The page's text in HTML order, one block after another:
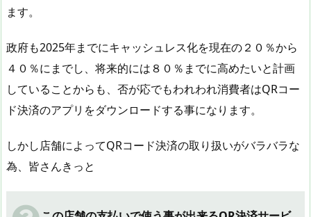
ます。
政府も2025年までにキャッシュレス化を現在の２０％から
４０％にまでし、将来的には８０％までに高めたいと計画
していることからも、否が応でもわれわれ消費者はQRコー
ド決済のアプリをダウンロードする事になります。
しかし店舗によってQRコード決済の取り扱いがバラバラな
為、皆さんきっと